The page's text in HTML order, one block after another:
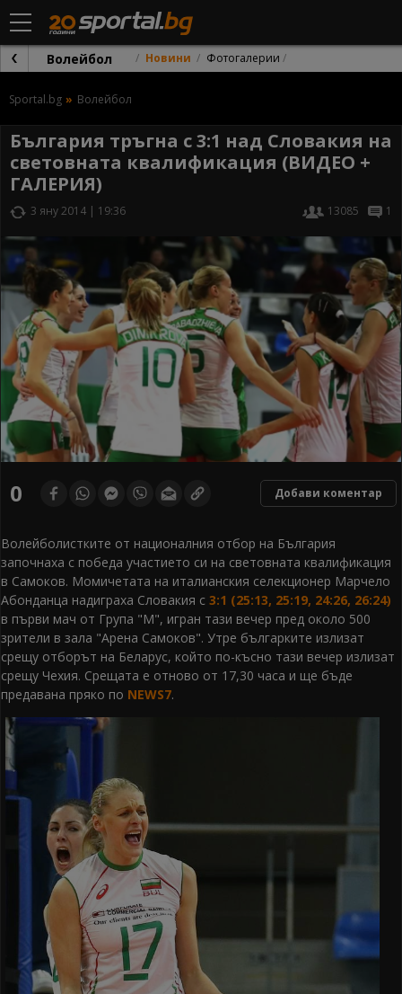
Волейбол Новини Фотогалерии
Sportal.bg Волейбол
България тръгна с 3:1 над Словакия на
световната квалификация (ВИДЕО +
ГАЛЕРИЯ)
3 яну 2014 | 19:36 13085 1
0 Добави коментар
Волейболистките от националния отбор на България
започнаха с победа участието си на световната квалификация
в Самоков. Момичетата на италианския селекционер Марчело
Абонданца надиграха Словакия с 3:1 (25:13, 25:19, 24:26, 26:24)
в първи мач от Група "М", игран тази вечер пред около 500
зрители в зала "Арена Самоков". Утре българките излизат
срещу отборът на Беларус, който по-късно тази вечер излизат
срещу Чехия. Срещата е отново от 17,30 часа и ще бъде
предавана пряко по NEWS7.